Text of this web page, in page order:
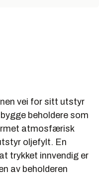
vei for sitt utstyr
beholdere som
atmosfærisk
oljefylt. En
trykket innvendig er
av beholderen